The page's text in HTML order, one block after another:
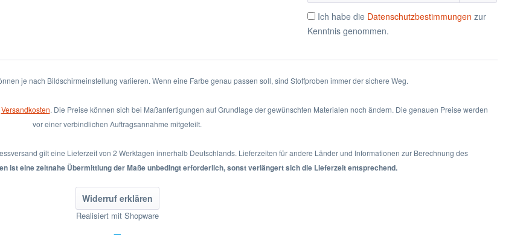
Ich habe die Datenschutzbestimmungen zur
Kenntnis genommen.
je nach Bildschirmeinstellung variieren. Wenn eine Farbe genau passen soll, sind Stoffproben immer der sichere Weg.
Versandkosten. Die Preise können sich bei Maßanfertigungen auf Grundlage der gewünschten Materialen noch ändern. Die genauen Preise werden
vor einer verbindlichen Auftragsannahme mitgeteilt.
gilt eine Lieferzeit von 2 Werktagen innerhalb Deutschlands. Lieferzeiten für andere Länder und Informationen zur Berechnung des
ist eine zeitnahe Übermittlung der Maße unbedingt erforderlich, sonst verlängert sich die Lieferzeit entsprechend.
Widerruf erklären
Realisiert mit Shopware